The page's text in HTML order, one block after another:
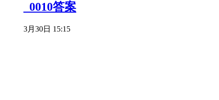
_0010答案
3月30日 15:15